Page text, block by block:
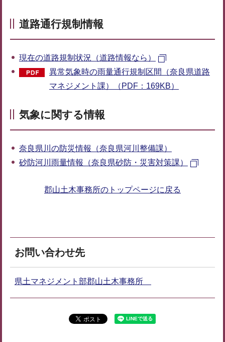
道路通行規制情報
現在の道路規制状況（道路情報なら）
異常気象時の雨量通行規制区間（奈良県道路
マネジメント課）（PDF：169KB）
気象に関する情報
奈良県川の防災情報（奈良県河川整備課）
砂防河川雨量情報（奈良県砂防・災害対策課）
郡山土木事務所のトップページに戻る
お問い合わせ先
県土マネジメント部郡山土木事務所